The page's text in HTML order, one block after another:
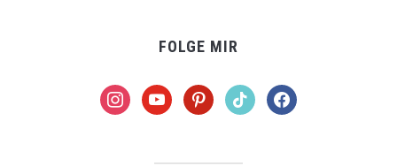
FOLGE MIR
instagramyoutubepinteresttiktok facebook